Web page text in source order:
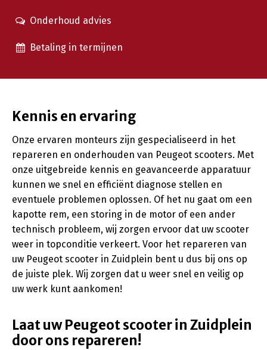
Onderhoud advies
Betaling in termijnen
Kennis en ervaring
Onze ervaren monteurs zijn gespecialiseerd in het
repareren en onderhouden van Peugeot scooters. Met
onze uitgebreide kennis en geavanceerde apparatuur
kunnen we snel en efficiënt diagnose stellen en
eventuele problemen oplossen. Of het nu gaat om een ​​
kapotte rem, een storing in de motor of een ander
technisch probleem, wij zorgen ervoor dat uw scooter
weer in topconditie verkeert. Voor het repareren van
uw Peugeot scooter in Zuidplein bent u dus bij ons op
de juiste plek. Wij zorgen dat u weer snel en veilig op
uw werk kunt aankomen!
Laat uw Peugeot scooter in Zuidplein
door ons repareren!